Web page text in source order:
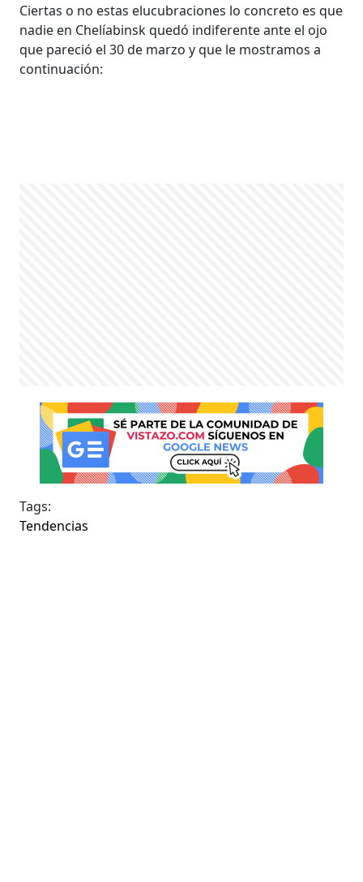
Ciertas o no estas elucubraciones lo concreto es que
nadie en Chelíabinsk quedó indiferente ante el ojo
que pareció el 30 de marzo y que le mostramos a
continuación:
Tags:
Tendencias